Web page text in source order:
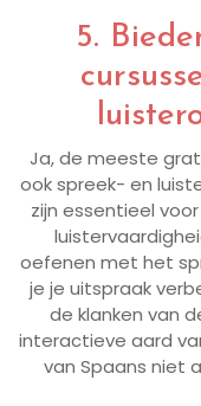
5.
Ja, de meeste
ook spreek- en
zijn essentieel
oefenen met het
je je uitspraak
de klanken van
interactieve aard
van Spaans niet